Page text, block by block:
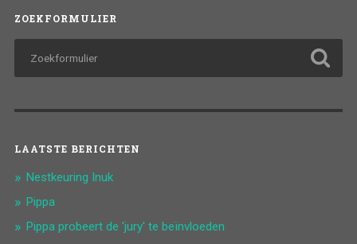
ZOEKFORMULIER
LAATSTE BERICHTEN
Nestkeuring Inuk
Pippa
Pippa probeert de 'jury' te beïnvloeden